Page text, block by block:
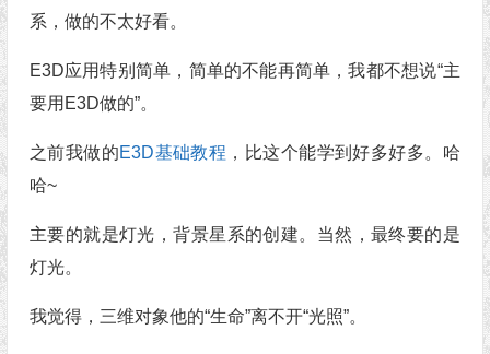
系，做的不太好看。
E3D应用特别简单，简单的不能再简单，我都不想说“主
要用E3D做的”。
之前我做的E3D基础教程 ，比这个能学到好多好多。哈
哈~
主要的就是灯光，背景星系的创建。当然，最终要的是
灯光。
我觉得，三维对象他的“生命”离不开“光照”。